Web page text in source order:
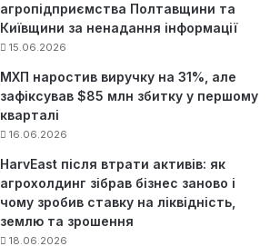
агропідприємства Полтавщини та
Київщини за ненадання інформації
15.06.2026
МХП наростив виручку на 31%, але
зафіксував $85 млн збитку у першому
кварталі
16.06.2026
HarvEast після втрати активів: як
агрохолдинг зібрав бізнес заново і
чому зробив ставку на ліквідність,
землю та зрошення
18.06.2026